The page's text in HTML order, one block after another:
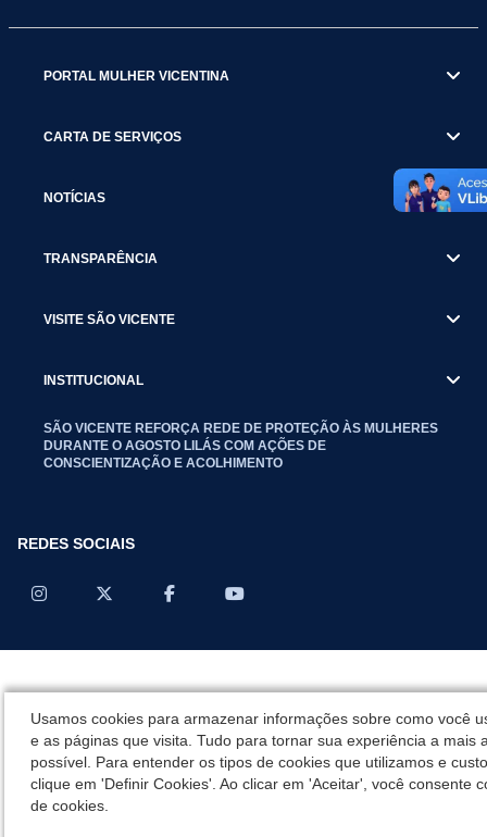
PORTAL MULHER VICENTINA
CARTA DE SERVIÇOS
NOTÍCIAS
TRANSPARÊNCIA
VISITE SÃO VICENTE
INSTITUCIONAL
SÃO VICENTE REFORÇA REDE DE PROTEÇÃO ÀS MULHERES
DURANTE O AGOSTO LILÁS COM AÇÕES DE
CONSCIENTIZAÇÃO E ACOLHIMENTO
REDES SOCIAIS
Usamos cookies para armazenar informações sobre como você
e as páginas que visita. Tudo para tornar sua experiência a mais
possível. Para entender os tipos de cookies que utilizamos e
clique em 'Definir Cookies'. Ao clicar em 'Aceitar', você consente
de cookies.